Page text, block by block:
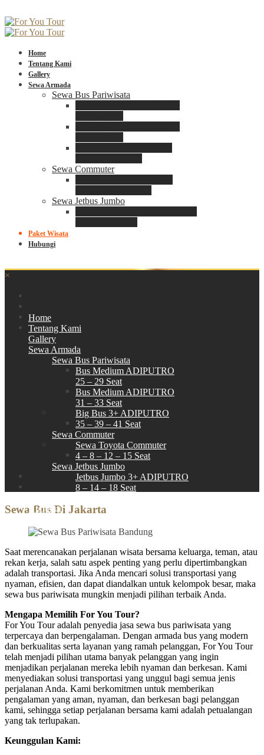
Home
Tentang Kami
Gallery
Sewa Armada
Sewa Bus Pariwisata
Sewa Commuter
Sewa Jetbus Jumbo
Paket Wisata
Hubungi
×
Home
Tentang Kami
Gallery
Sewa Armada
Sewa Bus Pariwisata
Bus Medium ADIPUTRO
25 – 29 Seat
Bus Medium ADIPUTRO
31 – 33 Seat
Big Bus 3+ ADIPUTRO
35 – 39 – 41 Seat
Sewa Commuter
Sewa Toyota Commuter
4 – 8 – 12 – 15 Seat
Sewa Jetbus Jumbo
Jetbus Jumbo 3+ ADIPUTRO
8 – 14 – 18 Seat
Hubungi
Sewa Bus Di Jakarta
Saat merencanakan perjalanan wisata bersama keluarga, teman, atau
rekan kerja, salah satu aspek penting yang perlu dipertimbangkan
adalah transportasi. Jika Anda mencari solusi transportasi yang
nyaman, efisien, dan dapat diandalkan untuk kelompok besar, maka
sewa bus pariwisata mungkin menjadi pilihan terbaik Anda.
Mengapa Memilih For You Tour?
For You Tour adalah penyedia jasa sewa bus pariwisata yang
terpercaya dan berpengalaman. Dengan armada bus yang modern
dan berkualitas serta layanan yang ramah pelanggan, For You Tour
telah menjadi pilihan utama banyak pelanggan yang ingin
menjadikan perjalanan mereka lebih nyaman dan berkesan. Kami
menyediakan solusi transportasi yang unggul bagi semua jenis
perjalanan Anda. Kami berkomitmen untuk memberikan
pengalaman yang aman, nyaman, dan berkesan bagi pelanggan
kami, sehingga setiap perjalanan bersama kami adalah petualangan
yang tak terlupakan.
Keunggulan Kami: